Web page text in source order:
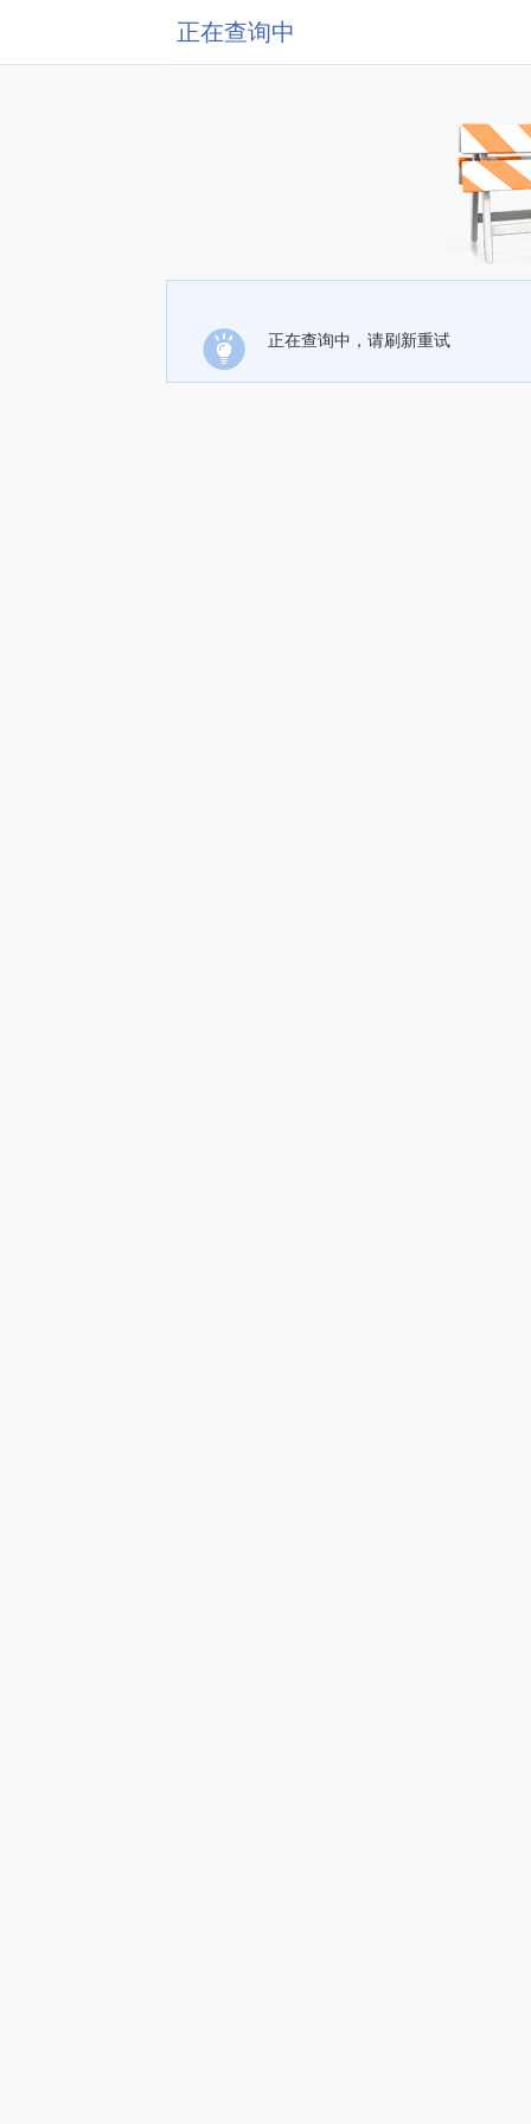
正在查询中
正在查询中，请刷新重试